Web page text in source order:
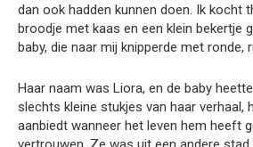
dan ook hadden kunnen doen. Ik kocht
broodje met kaas en een klein bekertje
baby, die naar mij knipperde met ronde,
Haar naam was Liora, en de baby
slechts kleine stukjes van haar verhaal,
aanbiedt wanneer het leven hem heeft